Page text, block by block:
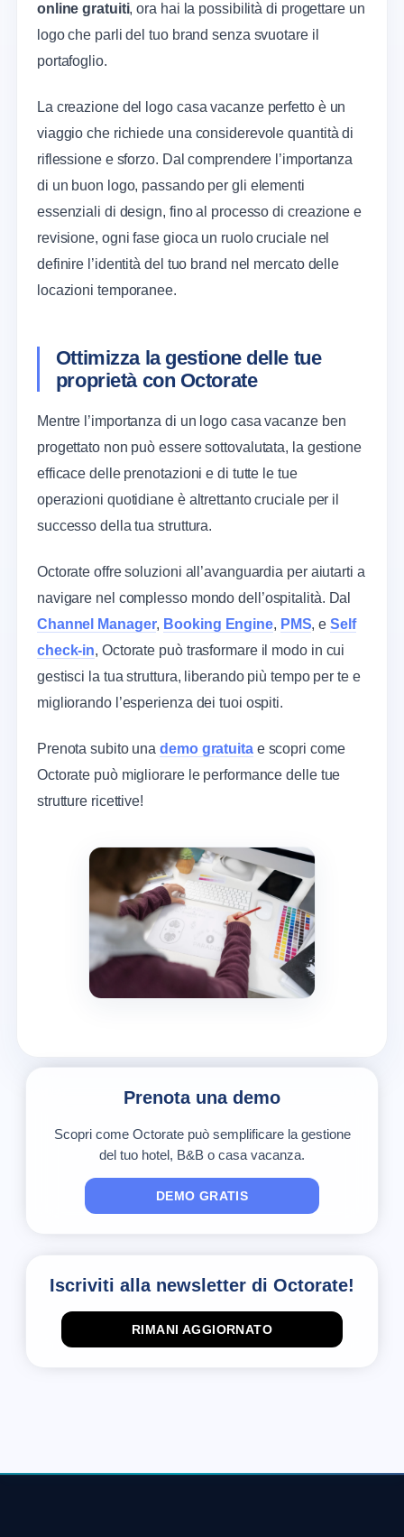
online gratuiti, ora hai la possibilità di progettare un
logo che parli del tuo brand senza svuotare il
portafoglio.
La creazione del logo casa vacanze perfetto è un
viaggio che richiede una considerevole quantità di
riflessione e sforzo. Dal comprendere l’importanza
di un buon logo, passando per gli elementi
essenziali di design, fino al processo di creazione e
revisione, ogni fase gioca un ruolo cruciale nel
definire l’identità del tuo brand nel mercato delle
locazioni temporanee.
Ottimizza la gestione delle tue
proprietà con Octorate
Mentre l’importanza di un logo casa vacanze ben
progettato non può essere sottovalutata, la gestione
efficace delle prenotazioni e di tutte le tue
operazioni quotidiane è altrettanto cruciale per il
successo della tua struttura.
Octorate offre soluzioni all’avanguardia per aiutarti a
navigare nel complesso mondo dell’ospitalità. Dal
Channel Manager, Booking Engine, PMS, eSelf
check-in, Octorate può trasformare il modo in cui
gestisci la tua struttura, liberando più tempo per te e
migliorando l’esperienza dei tuoi ospiti.
Prenota subito unademo gratuitae scopri come
Octorate può migliorare le performance delle tue
strutture ricettive!
Prenota una demo
Scopri come Octorate può semplificare la gestione
del tuo hotel, B&B o casa vacanza.
DEMO GRATIS
Iscriviti alla newsletter di Octorate!
RIMANI AGGIORNATO